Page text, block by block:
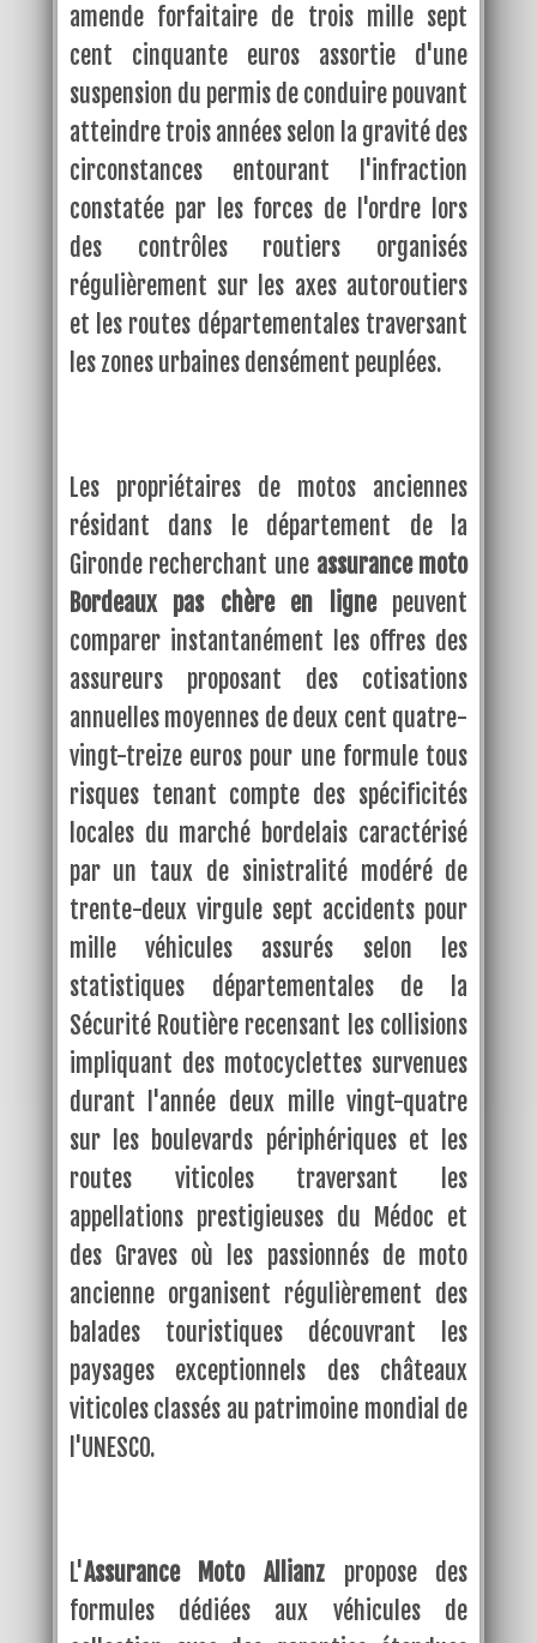
amende forfaitaire de trois mille sept
cent cinquante euros assortie d'une
suspension du permis de conduire pouvant
atteindre trois années selon la gravité des
circonstances entourant l'infraction
constatée par les forces de l'ordre lors
des contrôles routiers organisés
régulièrement sur les axes autoroutiers
et les routes départementales traversant
les zones urbaines densément peuplées.
Les propriétaires de motos anciennes
résidant dans le département de la
Gironde recherchant une assurance moto
Bordeaux pas chère en lignepeuvent
comparer instantanément les offres des
assureurs proposant des cotisations
annuelles moyennes de deux cent quatre-
vingt-treize euros pour une formule tous
risques tenant compte des spécificités
locales du marché bordelais caractérisé
par un taux de sinistralité modéré de
trente-deux virgule sept accidents pour
mille véhicules assurés selon les
statistiques départementales de la
Sécurité Routière recensant les collisions
impliquant des motocyclettes survenues
durant l'année deux mille vingt-quatre
sur les boulevards périphériques et les
routes viticoles traversant les
appellations prestigieuses du Médoc et
des Graves où les passionnés de moto
ancienne organisent régulièrement des
balades touristiques découvrant les
paysages exceptionnels des châteaux
viticoles classés au patrimoine mondial de
l'UNESCO.
L'Assurance Moto Allianz propose des
formules dédiées aux véhicules de